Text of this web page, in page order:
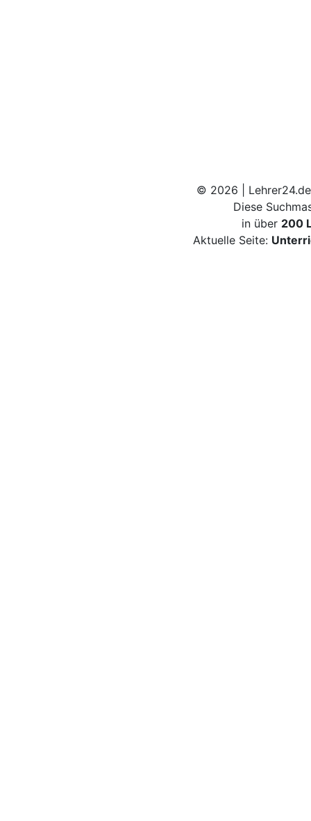
© 2026 |
Diese
in über 200
Aktuelle Seite: